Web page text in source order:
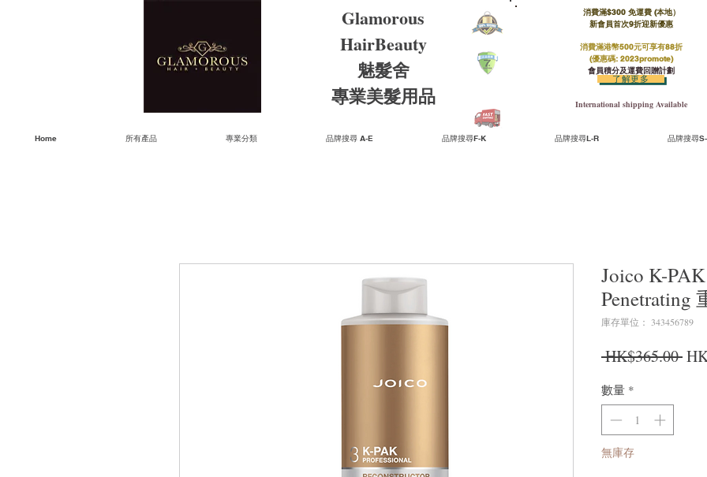
Glamorous
HairBeauty
魅髮舍
​​專業美髮用品
消費滿$300 免運費 (本地）​
新會員首次9折迎新優惠
消費滿港幣500元可享有88折
(優惠碼: 2023promote)
會員積分及運費回贈計劃
International shipping Available
了解更多
Home 所有產品 專業分類 品牌搜尋 A-E 品牌搜尋F-K 品牌搜尋L-R 品牌搜尋
Joico K-
Penetrating
庫存單位： 343456789
HK$365.00 一
數量 *
無庫存